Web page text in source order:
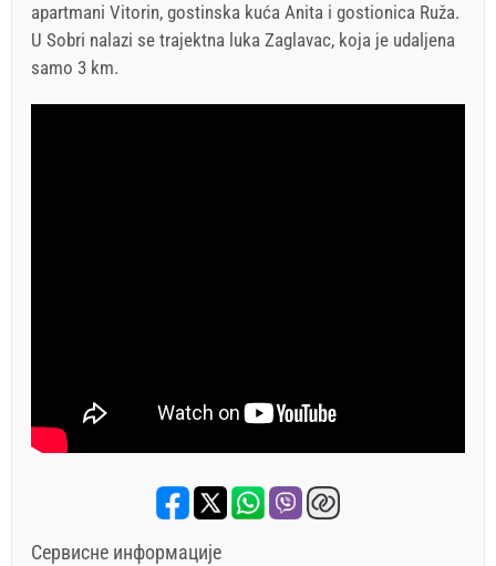
apartmani Vitorin, gostinska kuća Anita i gostionica Ruža.
U Sobri nalazi se trajektna luka Zaglavac, koja je udaljena
samo 3 km.
Сервисне информације